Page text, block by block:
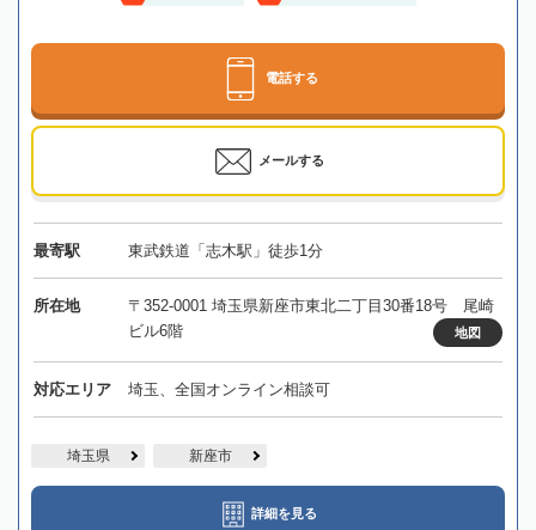
電話する
メールする
最寄駅 東武鉄道「志木駅」徒歩1分
所在地
〒352-0001 埼玉県新座市東北二丁目30番18号 尾崎
ビル6階
地図
対応エリア 埼玉、全国オンライン相談可
埼玉県 新座市
詳細を見る